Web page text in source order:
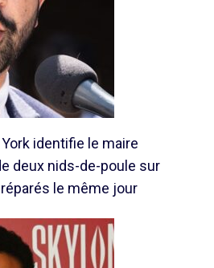
identifie le maire
deux nids-de-poule sur
le même jour